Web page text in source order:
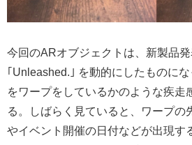
今回のARオブジェクトは、新製品発
｢Unleashed.｣ を動的にしたものに
をワープをしているかのような疾走
る。しばらく見ていると、ワープの
やイベント開催の日付などが出現す